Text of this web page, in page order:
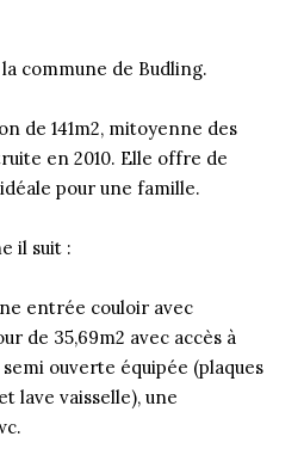
commune de Budling.
de 141m2, mitoyenne des
en 2010. Elle offre de
pour une famille.
il suit :
entrée couloir avec
de 35,69m2 avec accès à
ouverte équipée (plaques
lave vaisselle), une